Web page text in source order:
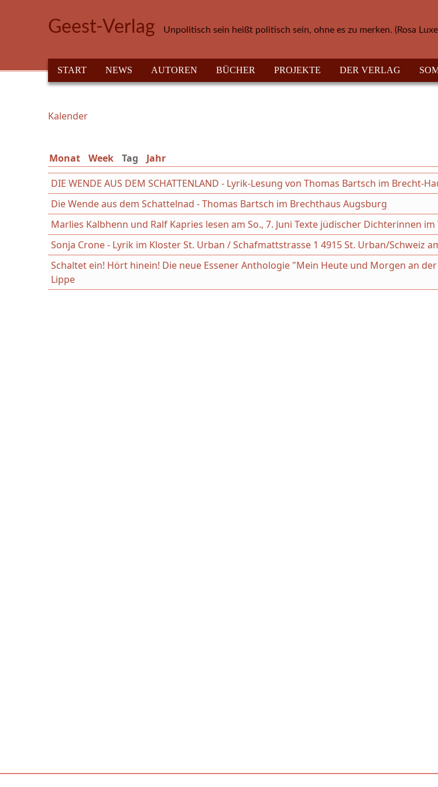
Geest-Verlag Unpolitisch sein heißt politisch sein, ohne es zu merken. (Rosa
HAUPTMENÜ
START NEWS AUTOREN BÜCHER PROJEKTE DER VERLAG
Sie sind hier
Kalender
Monat Week Tag (aktiver Reiter)
Jahr
DIE WENDE AUS DEM SCHATTENLAND - Lyrik-Lesung von Thomas Bartsch im Brecht-
Die Wende aus dem Schattelnad - Thomas Bartsch im Brechthaus Augsburg
Marlies Kalbhenn und Ralf Kapries lesen am So., 7. Juni Texte jüdischer Dichterinnen
Sonja Crone - Lyrik im Kloster St. Urban / Schafmattstrasse 1 4915 St. Urban/Schweiz
Schaltet ein! Hört hinein! Die neue Essener Anthologie "Mein Heute und Morgen an der
Lippe